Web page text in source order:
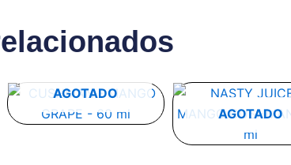
AGOTADO
Este
producto
AGOTADO
Este
tiene